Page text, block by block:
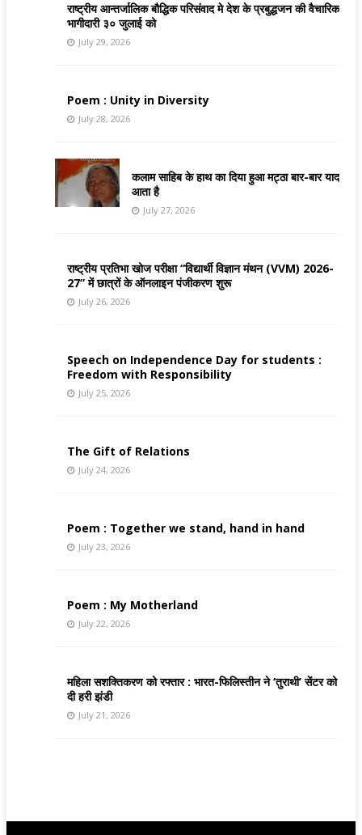
राष्ट्रीय आन्तर्जालिक बौद्धिक परिसंवाद मे देश के प्रबुद्धजन की वैचारिक
भागीदारी ३० जुलाई को
July 29, 2026
Poem : Unity in Diversity
July 28, 2026
कलाम साहिब के हाथ का दिया हुआ मट्ठा बार-बार याद
आता है
July 27, 2026
राष्ट्रीय प्रतिभा खोज परीक्षा “विद्यार्थी विज्ञान मंथन (VVM) 2026-
27” में छात्रों के ऑनलाइन पंजीकरण शुरू
July 26, 2026
Speech on Independence Day for students :
Freedom with Responsibility
July 25, 2026
The Gift of Relations
July 24, 2026
Poem : Together we stand, hand in hand
July 23, 2026
Poem : My Motherland
July 22, 2026
महिला सशक्तिकरण को रफ्तार : भारत-फिलिस्तीन ने ‘तुराथी’ सेंटर को
दी हरी झंडी
July 21, 2026